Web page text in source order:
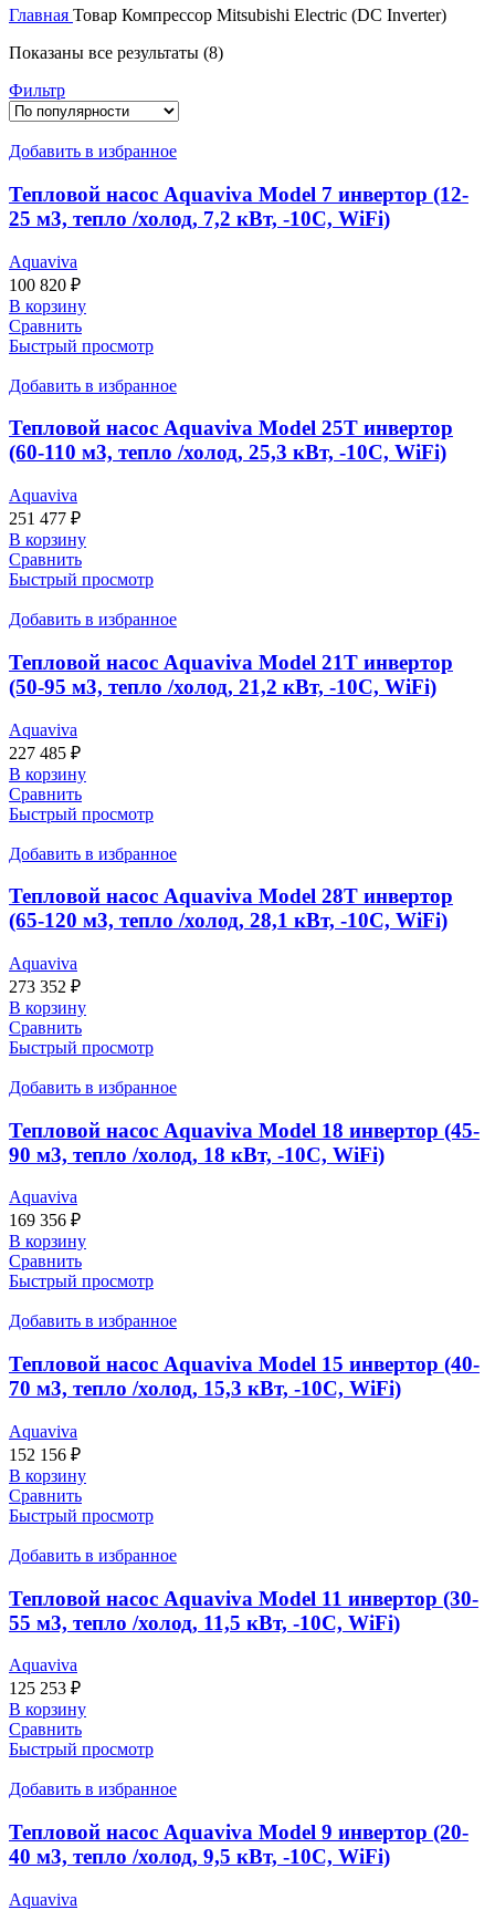
Главная Товар Компрессор Mitsubishi Electric (DC Inverter)
Показаны все результаты (8)
Фильтр
Добавить в избранное
Тепловой насос Aquaviva Model 7 инвертор (12-
25 м3, тепло /холод, 7,2 кВт, -10С, WiFi)
Aquaviva
100 820 ₽
В корзину
Сравнить
Быстрый просмотр
Добавить в избранное
Тепловой насос Aquaviva Model 25Т инвертор
(60-110 м3, тепло /холод, 25,3 кВт, -10С, WiFi)
Aquaviva
251 477 ₽
В корзину
Сравнить
Быстрый просмотр
Добавить в избранное
Тепловой насос Aquaviva Model 21Т инвертор
(50-95 м3, тепло /холод, 21,2 кВт, -10С, WiFi)
Aquaviva
227 485 ₽
В корзину
Сравнить
Быстрый просмотр
Добавить в избранное
Тепловой насос Aquaviva Model 28Т инвертор
(65-120 м3, тепло /холод, 28,1 кВт, -10С, WiFi)
Aquaviva
273 352 ₽
В корзину
Сравнить
Быстрый просмотр
Добавить в избранное
Тепловой насос Aquaviva Model 18 инвертор (45-
90 м3, тепло /холод, 18 кВт, -10С, WiFi)
Aquaviva
169 356 ₽
В корзину
Сравнить
Быстрый просмотр
Добавить в избранное
Тепловой насос Aquaviva Model 15 инвертор (40-
70 м3, тепло /холод, 15,3 кВт, -10С, WiFi)
Aquaviva
152 156 ₽
В корзину
Сравнить
Быстрый просмотр
Добавить в избранное
Тепловой насос Aquaviva Model 11 инвертор (30-
55 м3, тепло /холод, 11,5 кВт, -10С, WiFi)
Aquaviva
125 253 ₽
В корзину
Сравнить
Быстрый просмотр
Добавить в избранное
Тепловой насос Aquaviva Model 9 инвертор (20-
40 м3, тепло /холод, 9,5 кВт, -10С, WiFi)
Aquaviva